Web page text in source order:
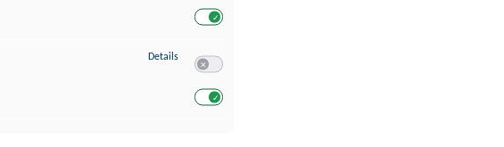
Details zu Entwicklung und Verbesserung der Angebote